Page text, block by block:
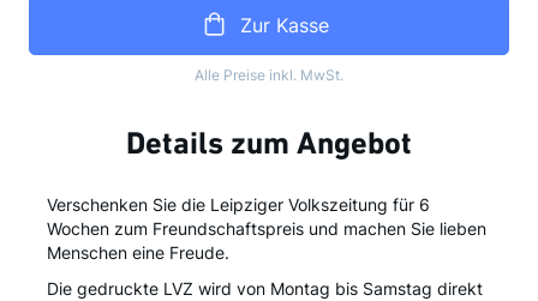
Zur Kasse
Alle Preise inkl. MwSt.
Details zum Angebot
Verschenken Sie die Leipziger Volkszeitung für 6
Wochen zum Freundschaftspreis und machen Sie lieben
Menschen eine Freude.
Die gedruckte LVZ wird von Montag bis Samstag direkt